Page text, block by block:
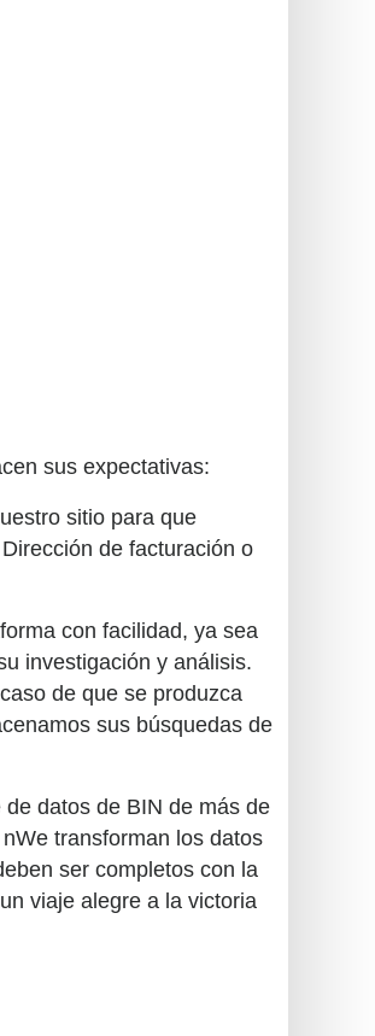
sus expectativas:
sitio para que
de facturación o
con facilidad, ya sea
investigación y análisis.
de que se produzca
sus búsquedas de
de datos de BIN de más de
transforman los datos
ser completos con la
viaje alegre a la victoria